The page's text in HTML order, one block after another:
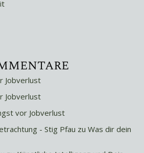
Jobverlust
Jobverlust
vor Jobverlust
- Stig Pfau zu Was dir dein